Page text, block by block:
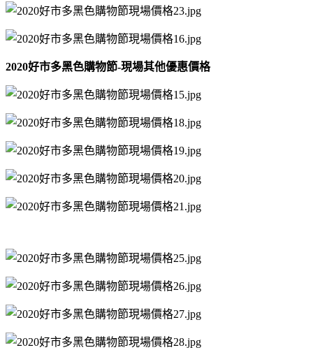
2020好市多黑色購物節-現場其他優惠價格